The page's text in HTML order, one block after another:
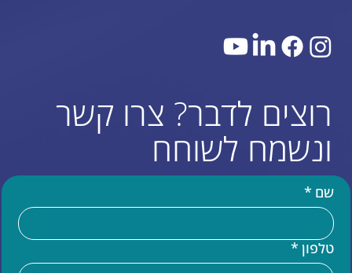
שם *
טלפון *
רוצים לדבר? צרו קשר
ונשמח לשוחח